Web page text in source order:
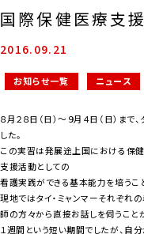
国際保健医療支
2016.09.21
お知らせ一覧 ニュース
８月２８日（日）～９月４日（日）ま
した。
この実習は発展途上国における保
支援活動としての
看護実践ができる基本能力を培うこ
現地ではタイ・ミャンマーそれぞれ
師の方々から直接お話しを伺うこと
１週間という短い期間でしたが、